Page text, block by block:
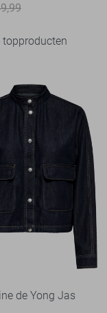
de Yong Jas